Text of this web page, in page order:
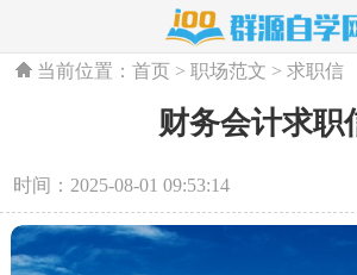
当前位置：首页 >职场范文 >求职信
财务会计求职
时间：2025-08-01 09:53:14